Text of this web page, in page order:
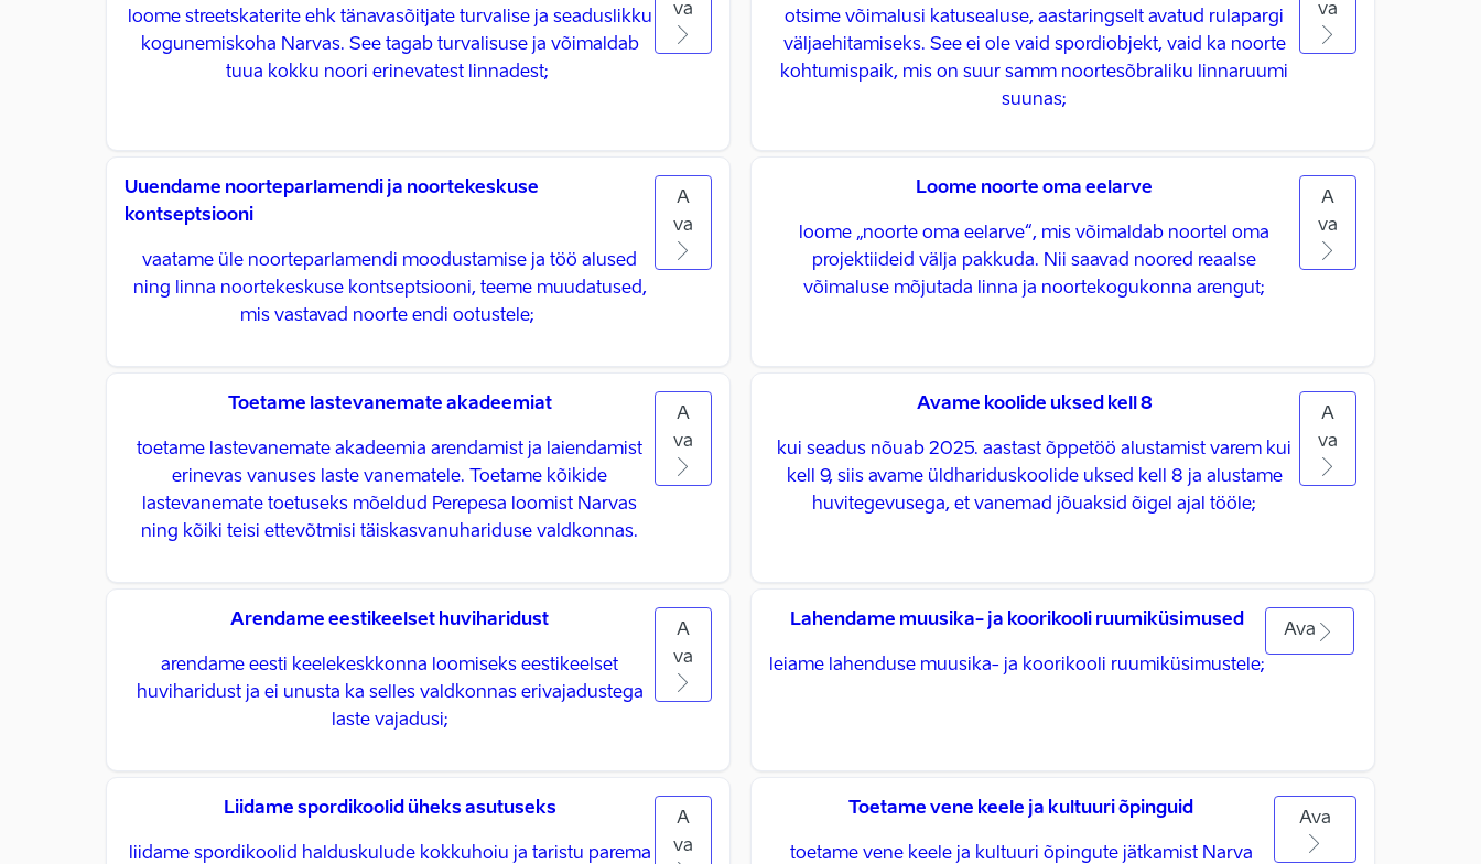
loome streetskaterite ehk tänavasõitjate turvalise ja seaduslikku
kogunemiskoha Narvas. See tagab turvalisuse ja võimaldab
tuua kokku noori erinevatest linnadest; ​
va
otsime võimalusi katusealuse, aastaringselt avatud rulapargi
väljaehitamiseks. See ei ole vaid spordiobjekt, vaid ka noorte
kohtumispaik, mis on suur samm noortesõbraliku linnaruumi
suunas;
va
Uuendame noorteparlamendi ja noortekeskuse
kontseptsiooni
vaatame üle noorteparlamendi moodustamise ja töö alused
ning linna noortekeskuse kontseptsiooni, teeme muudatused,
mis vastavad noorte endi ootustele; ​
A
va
Loome noorte oma eelarve
loome „noorte oma eelarve“, mis võimaldab noortel oma
projektiideid välja pakkuda. Nii saavad noored reaalse
võimaluse mõjutada linna ja noortekogukonna arengut;
A
va
Toetame lastevanemate akadeemiat
toetame lastevanemate akadeemia arendamist ja laiendamist
erinevas vanuses laste vanematele. Toetame kõikide
lastevanemate toetuseks mõeldud Perepesa loomist Narvas
ning kõiki teisi ettevõtmisi täiskasvanuhariduse valdkonnas.
A
va
Avame koolide uksed kell 8
kui seadus nõuab 2025. aastast õppetöö alustamist varem kui
kell 9, siis avame üldhariduskoolide uksed kell 8 ja alustame
huvitegevusega, et vanemad jõuaksid õigel ajal tööle;
A
va
Arendame eestikeelset huviharidust
arendame eesti keelekeskkonna loomiseks eestikeelset
huviharidust ja ei unusta ka selles valdkonnas erivajadustega
laste vajadusi;
A
va
Lahendame muusika- ja koorikooli ruumiküsimused
leiame lahenduse muusika- ja koorikooli ruumiküsimustele;
Ava
Liidame spordikoolid üheks asutuseks
liidame spordikoolid halduskulude kokkuhoiu ja taristu parema
A
va
Toetame vene keele ja kultuuri õpinguid
toetame vene keele ja kultuuri õpingute jätkamist Narva
Ava